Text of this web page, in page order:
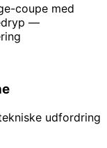
coupe med
—
udfordring